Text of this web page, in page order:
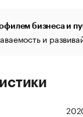
бизнеса и
и